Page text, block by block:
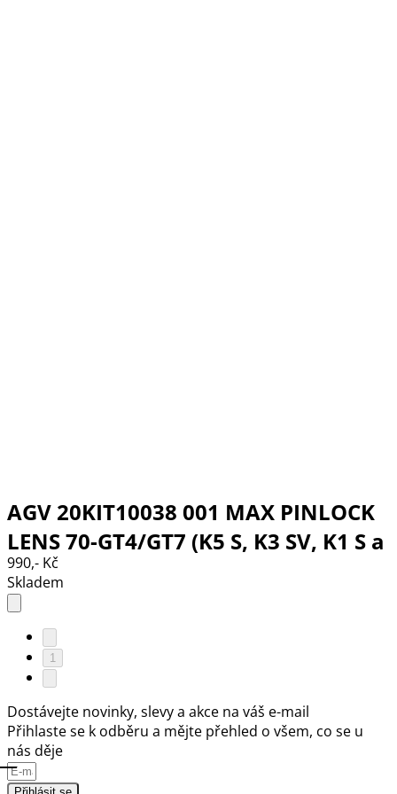
AGV 20KIT10038 001 MAX PINLOCK
LENS 70-GT4/GT7 (K5 S, K3 SV, K1 S a
STREETMODULAR)
990,- Kč
Skladem
1
Dostávejte novinky, slevy a akce na váš e-mail
Přihlaste se k odběru a mějte přehled o všem, co se u
nás děje